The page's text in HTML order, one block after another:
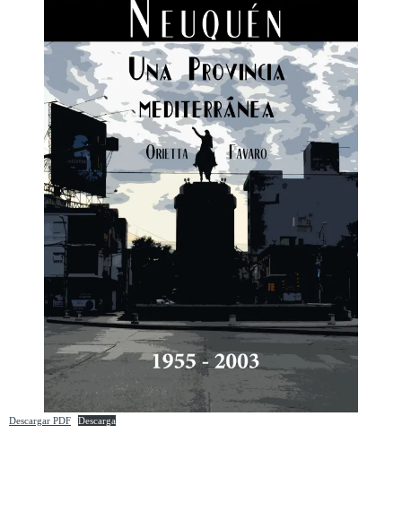
Descargar PDF Descarga